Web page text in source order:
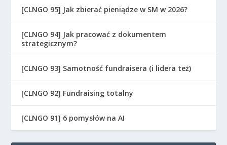
[CLNGO 95] Jak zbierać pieniądze w SM w 2026?
[CLNGO 94] Jak pracować z dokumentem
strategicznym?
[CLNGO 93] Samotność fundraisera (i lidera też)
[CLNGO 92] Fundraising totalny
[CLNGO 91] 6 pomysłów na AI